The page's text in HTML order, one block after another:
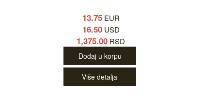
13.75EUR
16.50USD
1,375.00 RSD
Dodaj u korpu
Više detalja